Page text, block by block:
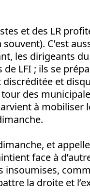
et des LR
C’est
les dirigeants du
LFI ; ils se
et
des
à mobiliser
et
face à
insoumises,
la droite et